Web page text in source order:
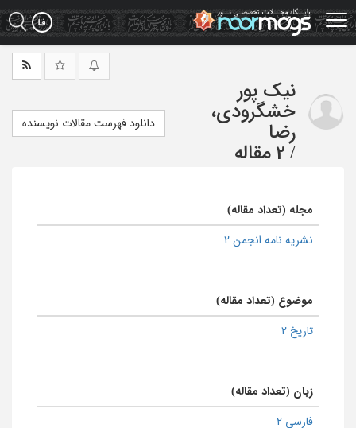
Skip
to
main
نیک پور
خشگرودی،
رضا
/ 2 مقاله
دانلود فهرست مقالات نویسنده
مجله (تعداد مقاله)
نشریه نامه انجمن 2
موضوع (تعداد مقاله)
تاریخ 2
زبان (تعداد مقاله)
فارسی 2